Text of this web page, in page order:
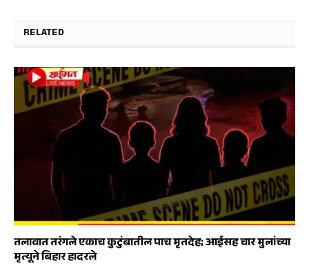
RELATED
तलावात तरंगले एकाच कुटुंबातील पाच मृतदेह; आईसह चार मुलांच्या
मृत्यूने बिहार हादरले